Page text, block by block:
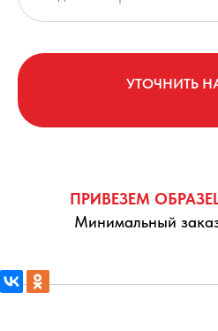
УТОЧНИТЬ
ПРИВЕЗЕМ
Минимальный